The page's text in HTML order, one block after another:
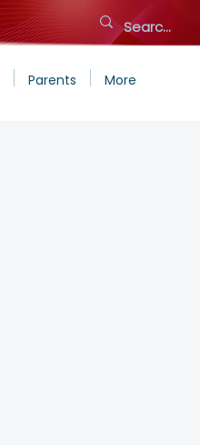
Parents More